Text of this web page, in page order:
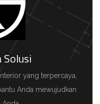
Solusi
yang terpercaya,
Anda mewujudkan